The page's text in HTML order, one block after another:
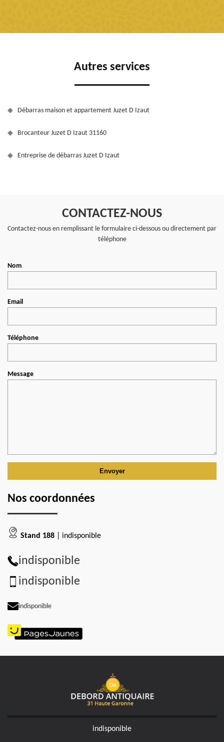
Autres services
Débarras maison et appartement Juzet D Izaut
Brocanteur Juzet D Izaut 31160
Entreprise de débarras Juzet D Izaut
CONTACTEZ-NOUS
Contactez-nous en remplissant le formulaire ci-dessous ou directement par
téléphone
Nom
Email
Téléphone
Message
Nos coordonnées
Stand 188 | indisponible
indisponible
indisponible
indisponible
indisponible